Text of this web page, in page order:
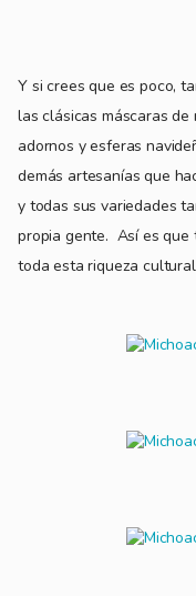
Y si crees que es poco,
las clásicas máscaras de
adornos y esferas
demás artesanías que
y todas sus variedades
propia gente. Así es que
toda esta riqueza